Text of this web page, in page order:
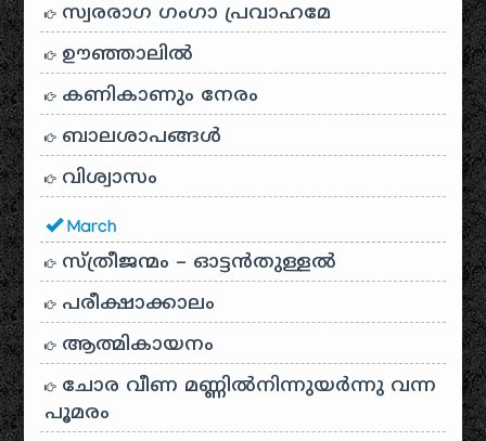
സ്വരരാഗ ഗംഗാ പ്രവാഹമേ
ഊഞ്ഞാലില്‍
കണികാണും നേരം
ബാലശാപങ്ങള്‍
വിശ്വാസം
March
സ്ത്രീജന്മം – ഓട്ടൻതുള്ളൽ
പരീക്ഷാക്കാലം
ആത്മികായനം
ചോര വീണ മണ്ണിൽനിന്നുയർന്നു വന്ന
പൂമരം